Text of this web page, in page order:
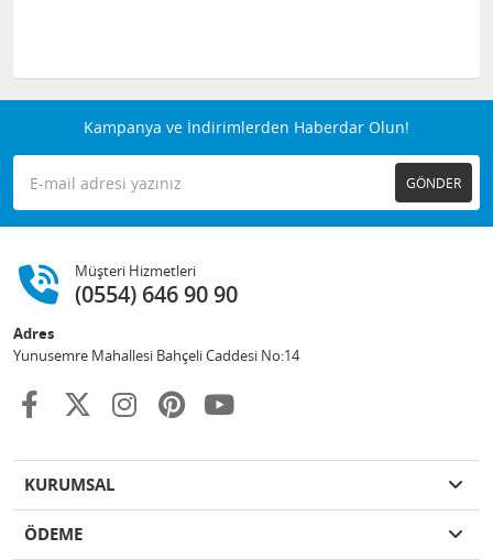
Kampanya ve İndirimlerden Haberdar Olun!
GÖNDER
Müşteri Hizmetleri
(0554) 646 90 90
Adres
Yunusemre Mahallesi Bahçeli Caddesi No:14
KURUMSAL
ÖDEME